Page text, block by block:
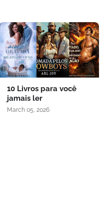
10 Livros para você
jamais ler
March 05, 2026